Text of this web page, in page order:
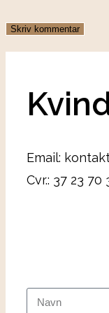
Email:
Cvr.: 37 23 70